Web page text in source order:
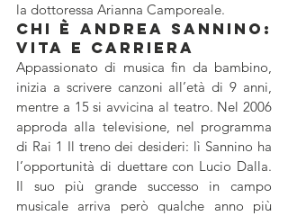
la dottoressa Arianna Camporeale.
Chi è Andrea Sannino:
vita e carriera
Appassionato di musica fin da bambino,
inizia a scrivere canzoni all’età di 9 anni,
mentre a 15 si avvicina al teatro. Nel 2006
approda alla televisione, nel programma
di Rai 1 Il treno dei desideri: lì Sannino ha
l’opportunità di duettare con Lucio Dalla.
Il suo più grande successo in campo
musicale arriva però qualche anno più